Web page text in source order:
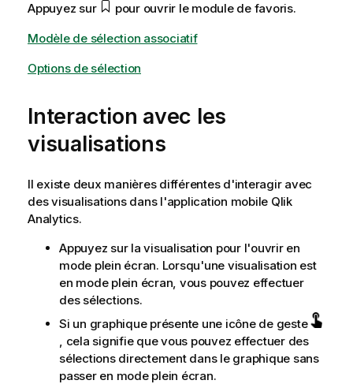
Appuyez sur
pour ouvrir le module de favoris.
Modèle de sélection associatif
Options de sélection
Interaction avec les
visualisations
Il existe deux manières différentes d'interagir avec
des visualisations dans l'application mobile Qlik
Analytics.
Appuyez sur la visualisation pour l'ouvrir en
mode plein écran. Lorsqu'une visualisation est
en mode plein écran, vous pouvez effectuer
des sélections.
Si un graphique présente une icône de geste
, cela signifie que vous pouvez effectuer des
sélections directement dans le graphique sans
passer en mode plein écran.